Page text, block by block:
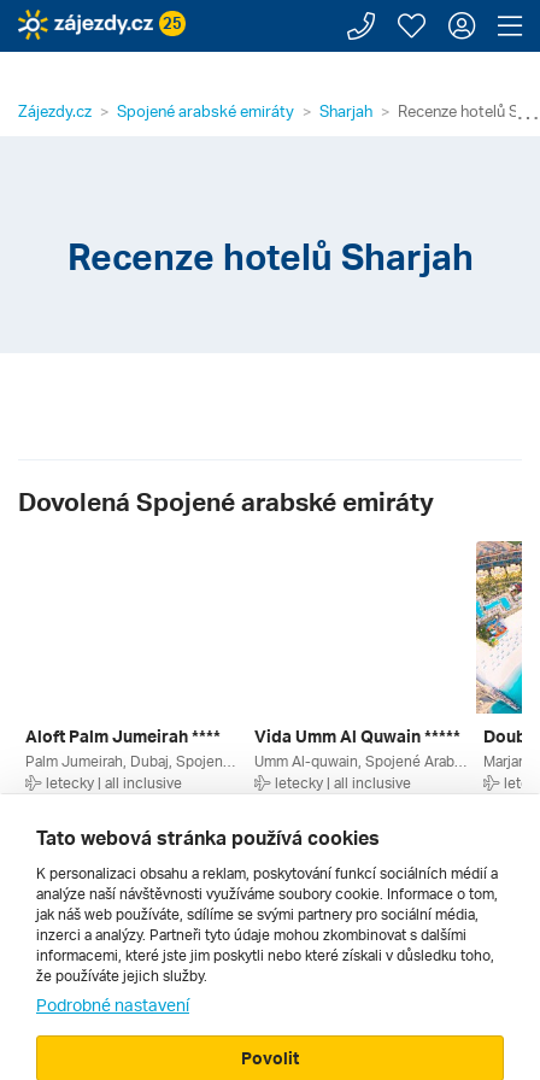
25 Zavolejte
Moje
⋯
Zájezdy.cz Spojené arabské emiráty Sharjah Recenze hotelů
Recenze hotelů Sharjah
Dovolená Spojené arabské emiráty
Aloft Palm Jumeirah ****
letecky | all inclusive
49 539 Kč
Vida Umm Al Quwain *****
letecky | all inclusive
31 430 Kč
Všechny
Cestopisy
Tato webová stránka používá cookies
K personalizaci obsahu a reklam, poskytování funkcí sociálních médií a
analýze naší návštěvnosti využíváme soubory cookie. Informace o tom,
jak náš web používáte, sdílíme se svými partnery pro sociální média,
inzerci a analýzy. Partneři tyto údaje mohou zkombinovat s dalšími
informacemi, které jste jim poskytli nebo které získali v důsledku toho,
že používáte jejich služby.
Podrobné nastavení
Povolit